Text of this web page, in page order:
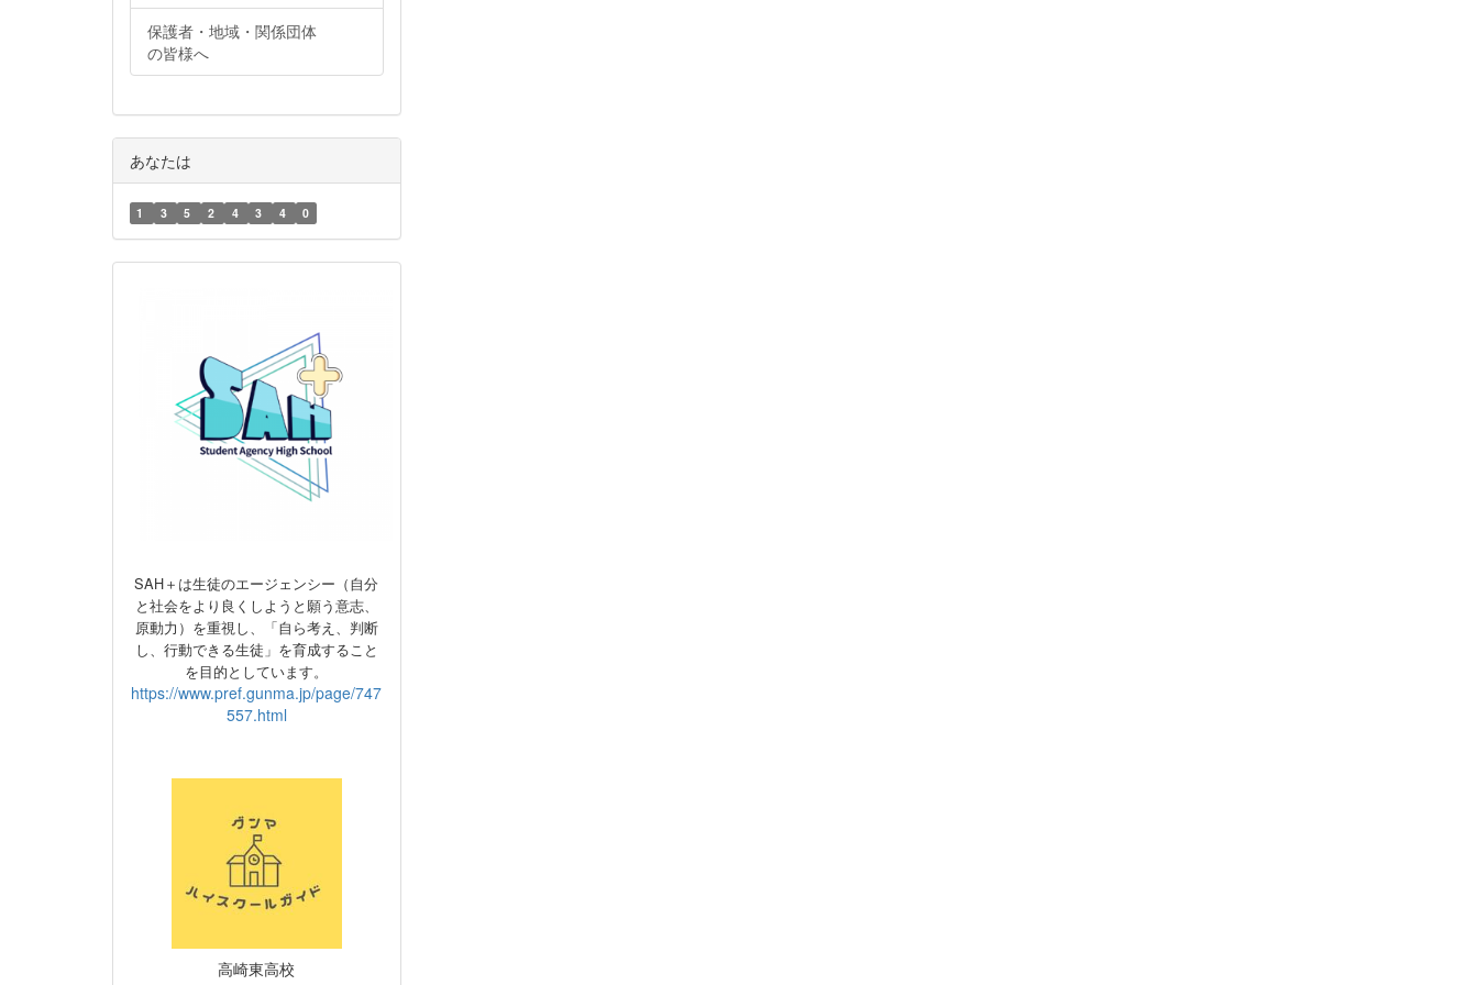
保護者・地域・関係団体
の皆様へ
あなたは
1 3 5 2 4 3 4 0
SAH＋は生徒のエージェンシー（自分
と社会をより良くしようと願う意志、
原動力） を重視し、
「自ら考え、判断
し、行動できる生徒」を育成すること
を目的としています。
https://www.pref.gunma.jp/page/747
557.html
高崎東高校